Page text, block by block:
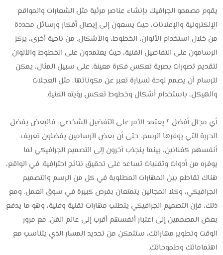
يقوم مصممو الجرافيك بإنشاء عناصر مرئية مثل الشعارات والمواقع
الإلكترونية والإعلانات، حيث يسعون إلى إيصال أفكار ورسائل محددة
من خلال استخدام الألوان، الخطوط، والأشكال. من ناحية أخرى، يركز
الرسامون على التفاصيل الفنية، حيث يعتمدون على الخطوط والألوان
لتقديم تصورات بصرية تعكس فكرة معينة. على سبيل المثال، يمكن
للرسام أن يصمم لوحة لسيارة تعبر عن مكوناتها، مثل العجلات
والهيكل، باستخدام أشكال وخطوط تعكس رؤيته الفنية.
أي مجال أفضل ؟ يعتمد الأمر على التفضيل الشخصي، فالبعض يفضل
الحرية التي يوفرها الرسم، حتى أن بعض الرسامين يفضلون تعريف
أنفسهم كفنانين، بينما ينجذب آخرون إلى التصميم الجرافيكي لما
يوفره من أدوات وتقنيات تساعد على تحقيق نتائج احترافية. في الواقع،
هناك تقاطع بين المهارات المطلوبة في كل من الرسم والتصميم
الجرافيكي، وكلا المجالين يتمتعان بفرص كبيرة في سوق العمل. ومع
ذلك، فإن التصميم الجرافيكي يتطلب مهارات تقنية وفنية، وهو ما يدفع
بعض المصممين إلى اعتبار أنفسهم أقرب إلى عالم الفن. مع مرور
الوقت وتطوير مهاراتك، ستتمكن من تحديد المسار الذي يتناسب مع
اهتماماتك وطموحاتك.